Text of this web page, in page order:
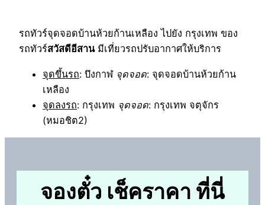
รถทัวร์จุดจอดบ้านห้วยก้านเหลือง ไปยัง กรุงเทพ ของ
รถทัวร์สวัสดีอีสานมีเที่ยวรถปรับอากาศให้บริการ
จุดขึ้นรถ: บึงกาฬ จุดจอด: จุดจอดบ้านห้วยก้าน
เหลือง
จุดลงรถ: กรุงเทพ จุดจอด: กรุงเทพ จตุจักร
(หมอชิต2)
จองตั๋ว เช็คราคา ที่นี่